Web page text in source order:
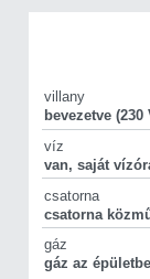
banksemleges
CasaNetWork - A
villany
bevezetve (230
víz
van, saját
csatorna
csatorna
gáz
gáz az